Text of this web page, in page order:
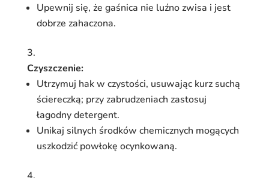
Upewnij się, że gaśnica nie luźno zwisa i jest
dobrze zahaczona.
Czyszczenie:
Utrzymuj hak w czystości, usuwając kurz suchą
ściereczką; przy zabrudzeniach zastosuj
łagodny detergent.
Unikaj silnych środków chemicznych mogących
uszkodzić powłokę ocynkowaną.